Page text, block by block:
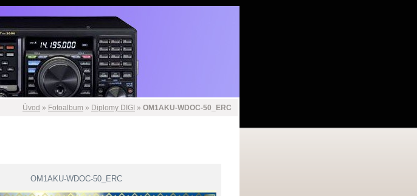
Úvod » Fotoalbum » Diplomy DIGI » OM1AKU-WDOC-50_ERC
OM1AKU-WDOC-50_ERC